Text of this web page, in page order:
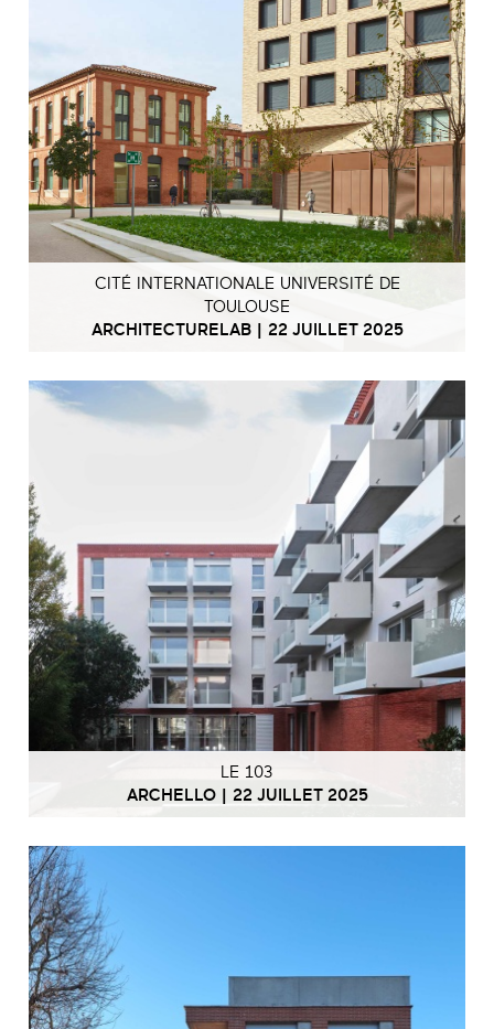
CITÉ INTERNATIONALE UNIVERSITÉ DE
TOULOUSE
ARCHITECTURELAB | 22 JUILLET 2025
LE 103
ARCHELLO | 22 JUILLET 2025